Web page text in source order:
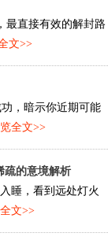
最直接有效的解封路
文>>
，暗示你近期可能
全文>>
疏的意境解析
睡，看到远处灯火
文>>